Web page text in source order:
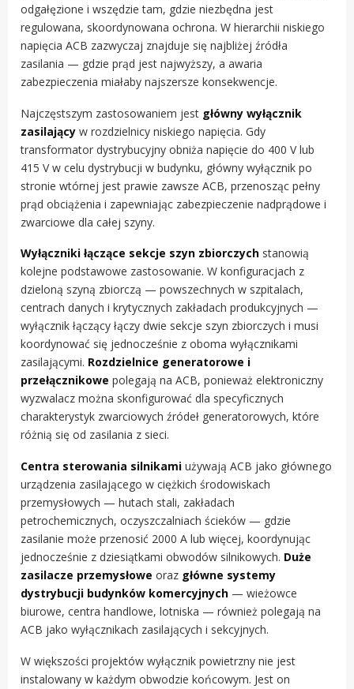
odgałęzione i wszędzie tam, gdzie niezbędna jest
regulowana, skoordynowana ochrona. W hierarchii niskiego
napięcia ACB zazwyczaj znajduje się najbliżej źródła
zasilania — gdzie prąd jest najwyższy, a awaria
zabezpieczenia miałaby najszersze konsekwencje.
Najczęstszym zastosowaniem jest główny wyłącznik
zasilający w rozdzielnicy niskiego napięcia. Gdy
transformator dystrybucyjny obniża napięcie do 400 V lub
415 V w celu dystrybucji w budynku, główny wyłącznik po
stronie wtórnej jest prawie zawsze ACB, przenosząc pełny
prąd obciążenia i zapewniając zabezpieczenie nadprądowe i
zwarciowe dla całej szyny.
Wyłączniki łączące sekcje szyn zbiorczych stanowią
kolejne podstawowe zastosowanie. W konfiguracjach z
dzieloną szyną zbiorczą — powszechnych w szpitalach,
centrach danych i krytycznych zakładach produkcyjnych —
wyłącznik łączący łączy dwie sekcje szyn zbiorczych i musi
koordynować się jednocześnie z oboma wyłącznikami
zasilającymi. Rozdzielnice generatorowe i
przełącznikowe polegają na ACB, ponieważ elektroniczny
wyzwalacz można skonfigurować dla specyficznych
charakterystyk zwarciowych źródeł generatorowych, które
różnią się od zasilania z sieci.
Centra sterowania silnikami używają ACB jako głównego
urządzenia zasilającego w ciężkich środowiskach
przemysłowych — hutach stali, zakładach
petrochemicznych, oczyszczalniach ścieków — gdzie
zasilanie może przenosić 2000 A lub więcej, koordynując
jednocześnie z dziesiątkami obwodów silnikowych. Duże
zasilacze przemysłowe oraz główne systemy
dystrybucji budynków komercyjnych — wieżowce
biurowe, centra handlowe, lotniska — również polegają na
ACB jako wyłącznikach zasilających i sekcyjnych.
W większości projektów wyłącznik powietrzny nie jest
instalowany w każdym obwodzie końcowym. Jest on